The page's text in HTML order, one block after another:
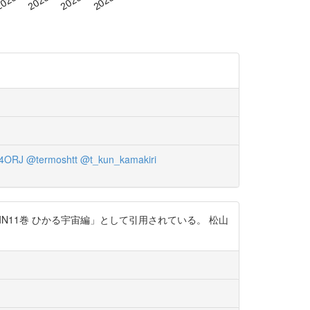
@termoshtt @t_kun_kamakiri
巻 ひかる宇宙編」として引用されている。 松山